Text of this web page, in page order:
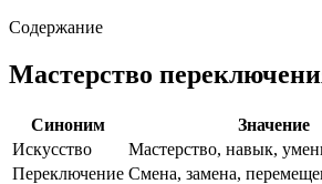
Содержание
Мастерство
Синоним
Значение
Искусство
Мастерство, навык,
Переключение Смена, замена,